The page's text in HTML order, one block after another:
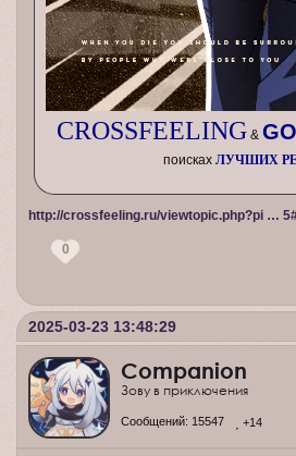
CROSSFEELING&
поисках ЛУЧШИХ
http://crossfeeling.ru/viewtopic.php?pi …
0
2025-03-23 13:48:29
Companion
Зову в приключения
Сообщений: 15547 +14